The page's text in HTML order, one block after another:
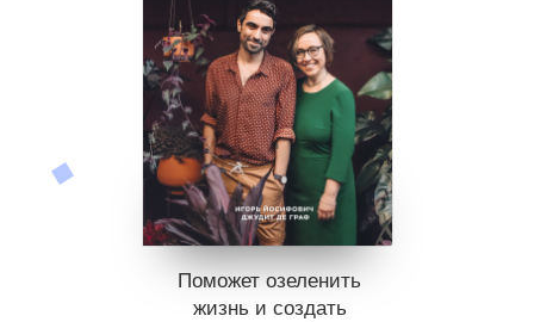
Поможет озеленить
жизнь и создать